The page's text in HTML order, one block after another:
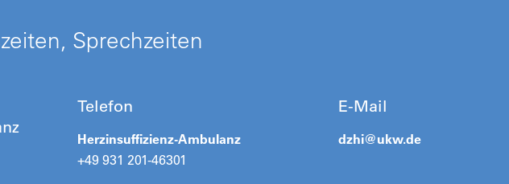
Sprechzeiten
Telefon
Herzinsuffizienz-Ambulanz
+49 931 201-46301
E-Mail
dzhi@ukw.de